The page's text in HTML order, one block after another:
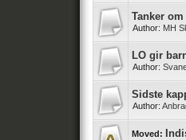
Tanker
Author: MH
LO gir
Author:
Sidste
Author:
Moved: